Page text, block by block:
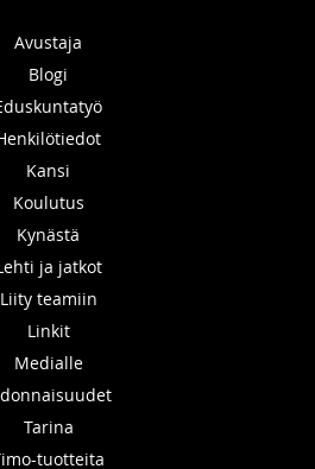
Avustaja
Blogi
Kansi
Koulutus
Kynästä
ja jatkot
Liity teamiin
Linkit
Medialle
Tarina
tuotteita